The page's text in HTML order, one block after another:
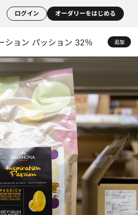
ログイン オーダリーをはじめる
ション パッション 32％ 追加